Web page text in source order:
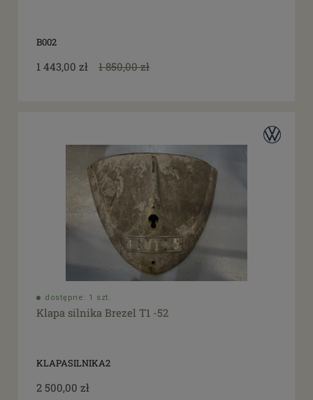
B002
1 443,00 zł 1 850,00 zł
dostępne: 1 szt.
Klapa silnika Brezel T1 -52
KLAPASILNIKA2
2 500,00 zł